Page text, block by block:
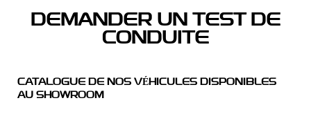
DEMANDER UN TEST DE
CONDUITE
CATALOGUE DE NOS VÉHICULES DISPONIBLES
AU SHOWROOM